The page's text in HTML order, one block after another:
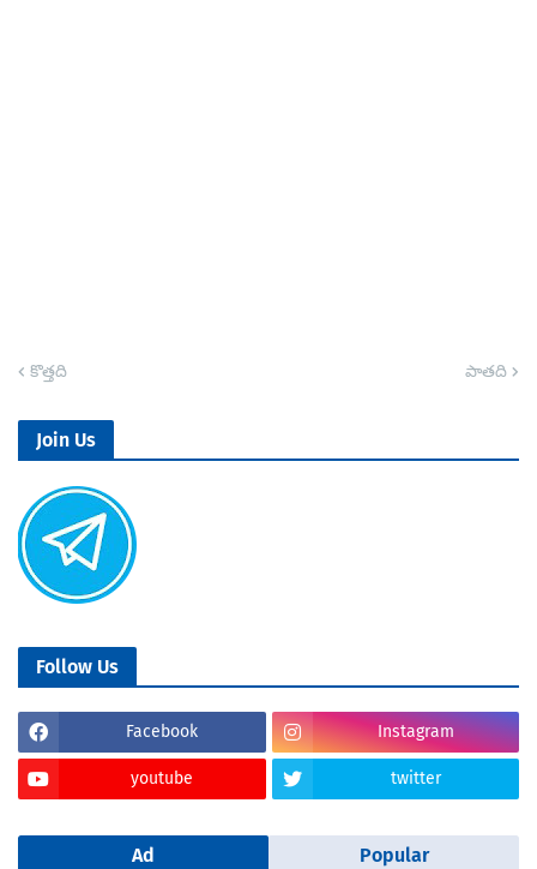
కొత్తది పాతది
Join Us
Follow Us
Facebook Instagram
youtube twitter
Ad Popular